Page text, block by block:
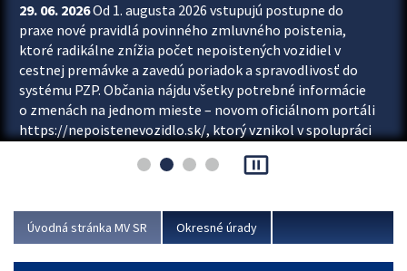
29. 06. 2026Od 1. augusta 2026 vstupujú postupne do
praxe nové pravidlá povinného zmluvného poistenia,
ktoré radikálne znížia počet nepoistených vozidiel v
cestnej premávke a zavedú poriadok a spravodlivosť do
systému PZP. Občania nájdu všetky potrebné informácie
o zmenách na jednom mieste – novom oficiálnom portáli
https://nepoistenevozidlo.sk/, ktorý vznikol v spolupráci
asociácie poisťovní (SLASPO) a Ministerstva vnútra SR.
Viac
pause_presentation
Úvodná stránka MV SR Okresné úrady